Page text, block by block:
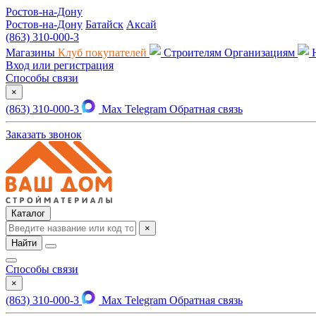
Ростов-на-Дону
Ростов-на-Дону Батайск Аксай
(863) 310-000-3
Магазины Клуб покупателей Строителям Организациям
Вход или регистрация
Способы связи
×
(863) 310-000-3 Max Telegram Обратная связь
Заказать звонок
Каталог
×
Найти
Способы связи
×
(863) 310-000-3 Max Telegram Обратная связь